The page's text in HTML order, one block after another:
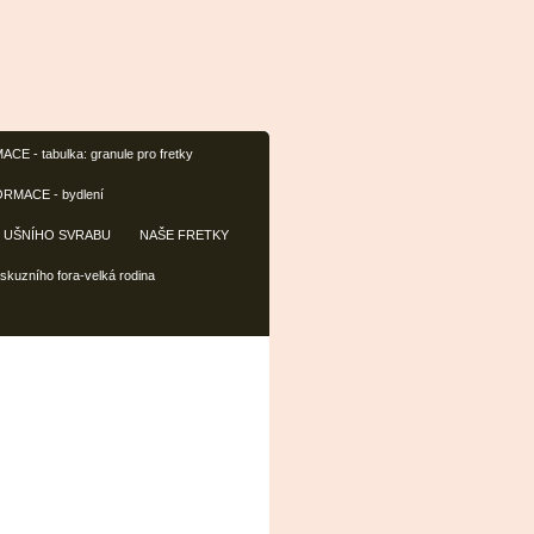
- tabulka: granule pro fretky
- bydlení
SVRABU NAŠE FRETKY
fora-velká rodina